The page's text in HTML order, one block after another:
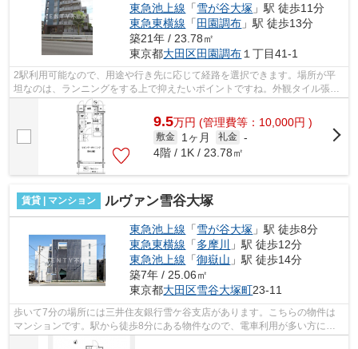
東急池上線 「雪が谷大塚 」駅 徒歩11分
東急東横線 「 田園調布 」駅 徒歩13分
築21年 / 23.78㎡
東京都大田区田園調布 １丁目41-1
2駅利用可能なので、用途や行き先に応じて経路を選択できます。場所が平
坦なのは、ランニングをする上で抑えたいポイントですね。外観タイル張り
は、いつまでも外観をきれいに保ちます...
9.5万円 (管理費等：10,000円 )
敷金 1ヶ月 礼金 -
4階 / 1K / 23.78㎡
賃貸 | マンション ルヴァン雪谷大塚
東急池上線 「雪が谷大塚 」駅 徒歩8分
東急東横線 「多摩川
」駅 徒歩12分
東急池上線 「御嶽山 」駅 徒歩14分
築7年 / 25.06㎡
東京都大田区雪谷大塚町23-11
歩いて7分の場所には三井住友銀行雪ケ谷支店があります。こちらの物件は
マンションです。駅から徒歩8分にある物件なので、電車利用が多い方にオ
ススメです。駅まで平坦なエリアに位置...